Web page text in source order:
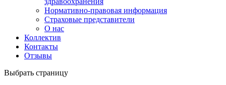
Нормативно-правовая информация
Страховые представители
О нас
Коллектив
Контакты
Отзывы
Выбрать страницу